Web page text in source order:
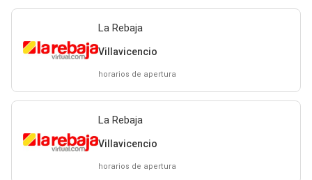
La Rebaja
Villavicencio
horarios de apertura
La Rebaja
Villavicencio
horarios de apertura